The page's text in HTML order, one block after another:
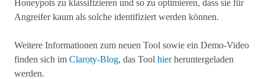
Honeypots zu klassifizieren und so zu optimieren, dass sie für
Angreifer kaum als solche identifiziert werden können.
Weitere Informationen zum neuen Tool sowie ein Demo-Video
finden sich im Claroty-Blog, das Tool hierheruntergeladen
werden.